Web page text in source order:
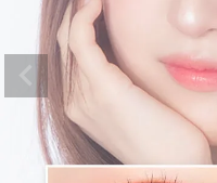
プリモア プリデートブラ
ウン 15.0mm
¥1,650(税込)
配送方法について
発送について